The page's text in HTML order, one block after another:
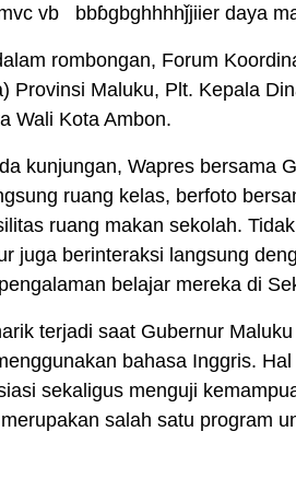
vb bbɓgbghhhhǰjiier daya
rombongan, Forum
Provinsi Maluku, Plt. Kepala
Wali Kota Ambon.
kunjungan, Wapres bersama
ruang kelas, berfoto
ruang makan sekolah.
juga berinteraksi langsung
belajar mereka di
terjadi saat Gubernur
bahasa Inggris.
sekaligus menguji
salah satu program